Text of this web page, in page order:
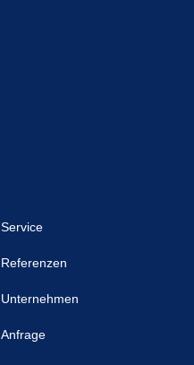
Service
Referenzen
Unternehmen
Anfrage